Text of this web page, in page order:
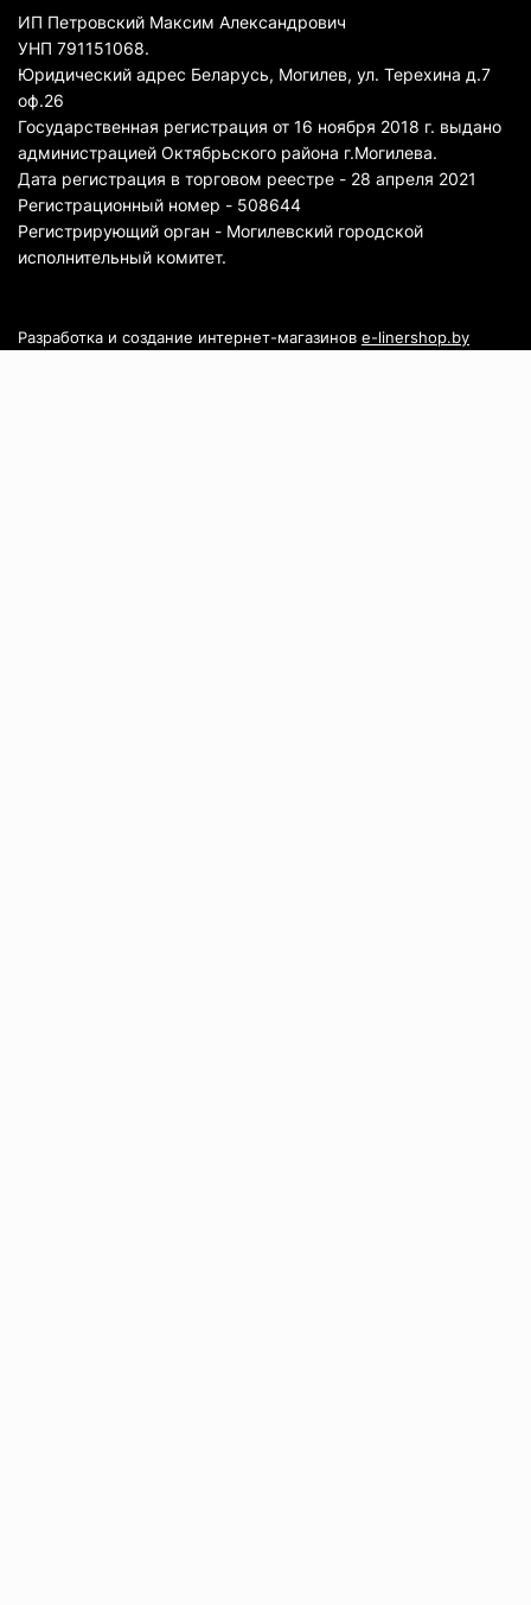
ИП Петровский Максим Александрович
УНП 791151068.
Юридический адрес Беларусь, Могилев, ул. Терехина д.7
оф.26
Государственная регистрация от 16 ноября 2018 г. выдано
администрацией Октябрьского района г.Могилева.
Дата регистрация в торговом реестре - 28 апреля 2021
Регистрационный номер - 508644
Регистрирующий орган - Могилевский городской
исполнительный комитет.
Разработка и создание интернет-магазинов e-linershop.by